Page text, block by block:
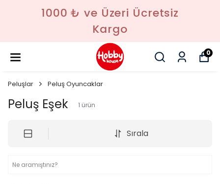
1000 ₺ ve Üzeri Ücretsiz
Kargo
0
Peluşlar Peluş Oyuncaklar
Peluş Eşek 1 ürün
Sırala